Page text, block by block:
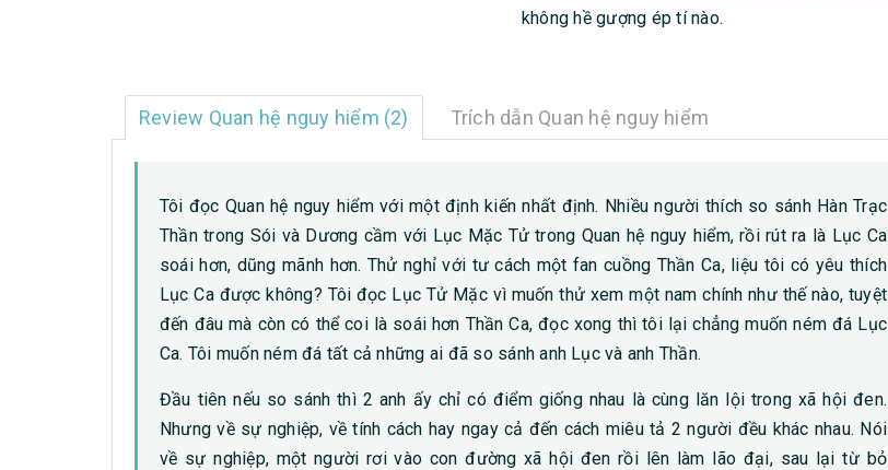
không hề gượng ép tí nào.
Review Quan hệ nguy hiểm (2) Trích dẫn Quan hệ nguy hiểm
Tôi đọc Quan hệ nguy hiểm với một định kiến nhất định. Nhiều người thích so sánh Hàn Trạc
Thần trong Sói và Dương cầm với Lục Mặc Tử trong Quan hệ nguy hiểm, rồi rút ra là Lục Ca
soái hơn, dũng mãnh hơn. Thử nghỉ với tư cách một fan cuồng Thần Ca, liệu tôi có yêu thích
Lục Ca được không? Tôi đọc Lục Tử Mặc vì muốn thử xem một nam chính như thế nào, tuyệt
đến đâu mà còn có thể coi là soái hơn Thần Ca, đọc xong thì tôi lại chẳng muốn ném đá Lục
Ca. Tôi muốn ném đá tất cả những ai đã so sánh anh Lục và anh Thần.
Đầu tiên nếu so sánh thì 2 anh ấy chỉ có điểm giống nhau là cùng lăn lội trong xã hội đen.
Nhưng về sự nghiệp, về tính cách hay ngay cả đến cách miêu tả 2 người đều khác nhau. Nói
về sự nghiệp, một người rơi vào con đường xã hội đen rồi lên làm lão đại, sau lại từ bỏ